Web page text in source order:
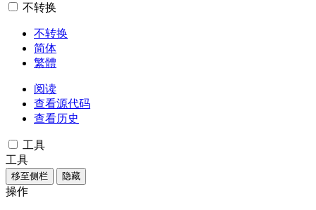
不转换
不转换
简体
繁體
阅读
查看源代码
查看历史
工具
工具
移至侧栏 隐藏
操作